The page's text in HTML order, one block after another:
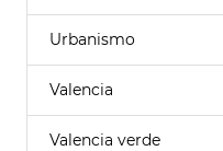
Urbanismo
Valencia
Valencia verde